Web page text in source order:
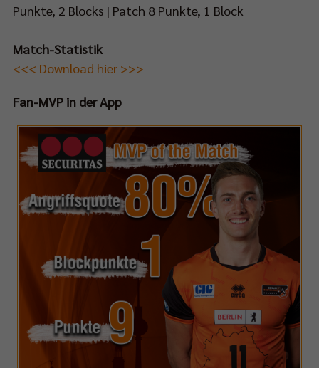
Punkte, 2 Blocks | Patch 8 Punkte, 1 Block
Match-Statistik
<<< Download hier >>>
Fan-MVP in der App